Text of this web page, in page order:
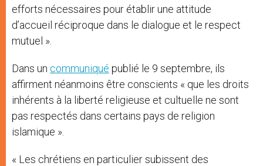
efforts nécessaires pour établir une attitude
d’accueil réciproque dans le dialogue et le respect
mutuel ».
Dans un communiqué publié le 9 septembre, ils
affirment néanmoins être conscients « que les droits
inhérents à la liberté religieuse et cultuelle ne sont
pas respectés dans certains pays de religion
islamique ».
« Les chrétiens en particulier subissent des